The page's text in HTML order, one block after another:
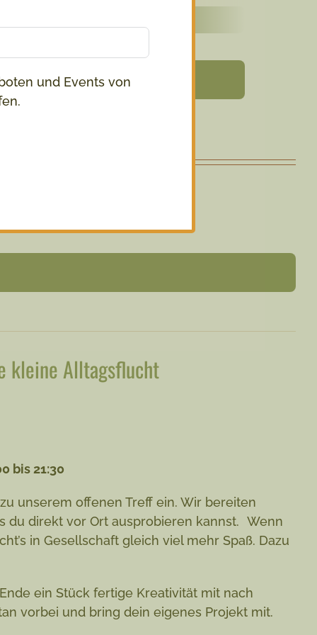
kleine Alltagsflucht
bis 21:30
unserem offenen Treff ein. Wir bereiten
du direkt vor Ort ausprobieren kannst. Wenn
in Gesellschaft gleich viel mehr Spaß. Dazu
ein Stück fertige Kreativität mit nach
vorbei und bring dein eigenes Projekt mit.
und Events von